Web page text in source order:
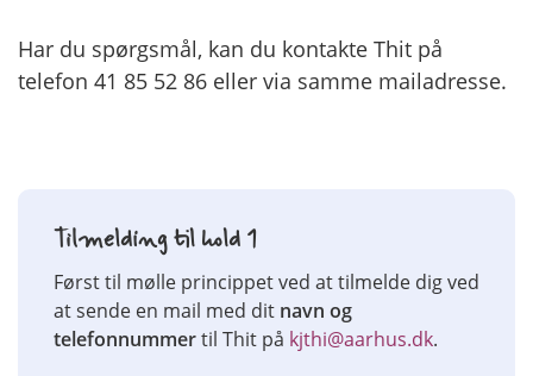
Har du spørgsmål, kan du kontakte Thit på
telefon 41 85 52 86 eller via samme mailadresse.
Tilmelding til hold 1
Først til mølle princippet ved at tilmelde dig ved
at sende en mail med dit navn og
telefonnummertil Thit på kjthi@aarhus.dk.